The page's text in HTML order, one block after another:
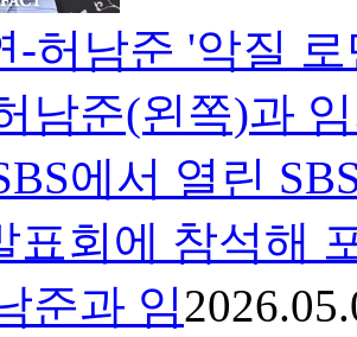
-허남준 '악질
남준(왼쪽)과
에서 열린
표회에 참석해
준과 임